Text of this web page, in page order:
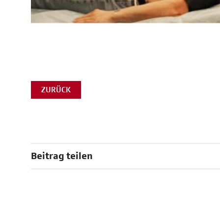
ZURÜCK
Beitrag teilen